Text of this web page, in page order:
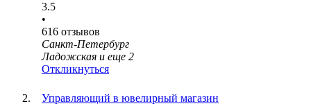
3.5
•
616 отзывов
Санкт-Петербург
Ладожская и еще 2
Откликнуться
Управляющий в ювелирный магазин